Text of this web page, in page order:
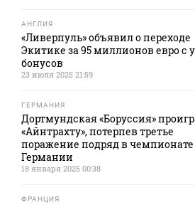
АНГЛИЯ
«Ливерпуль» объявил о переходе
Экитике за 95 миллионов евро c
бонусов
23 июля 2025 21:59
ГЕРМАНИЯ
Дортмундская «Боруссия»
«Айнтрахту», потерпев третье
поражение подряд в чемпионате
Германии
18 января 2025 00:38
ФРАНЦИЯ